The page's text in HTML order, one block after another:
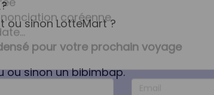
ou sinon LotteMart ?
ou sinon un bibimbap.
gratuitement notre livre
en coréenqui vous permettra
ayant quelques phrases en poche !
utiles en toutes